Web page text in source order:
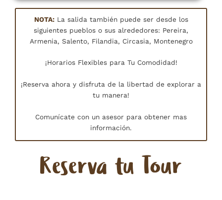
NOTA:La salida también puede ser desde los
siguientes pueblos o sus alrededores: Pereira,
Armenia, Salento, Filandia, Circasia, Montenegro
¡Horarios Flexibles para Tu Comodidad!
¡Reserva ahora y disfruta de la libertad de explorar a
tu manera!
Comunícate con un asesor para obtener mas
información.
Reserva tu Tour